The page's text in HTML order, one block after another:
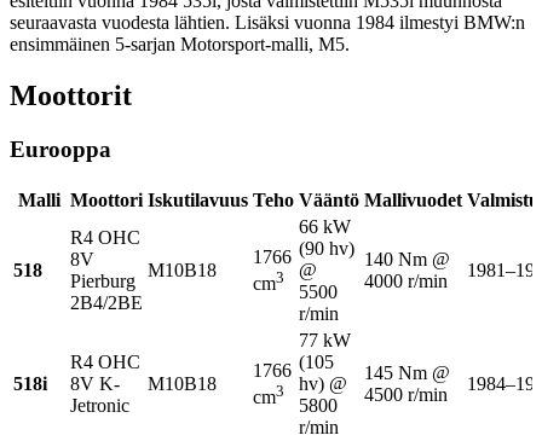
seuraavasta vuodesta lähtien. Lisäksi vuonna 1984 ilmestyi BMW:n
ensimmäinen 5-sarjan Motorsport-malli, M5.
Moottorit
Eurooppa
Malli Moottori Iskutilavuus Teho Vääntö Mallivuodet
518
R4 OHC
8V
Pierburg
2B4/2BE
M10B18
1766
cm3
66 kW
(90 hv)
@
5500
r/min
140 Nm @
4000 r/min
518i
R4 OHC
8V K-
Jetronic
M10B18
1766
cm3
77 kW
(105
hv) @
5800
r/min
145 Nm @
4500 r/min